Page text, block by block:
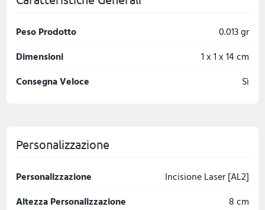
Peso Prodotto
0.013 gr
Dimensioni
1 x 1 x 14 cm
Consegna Veloce
Sì
Personalizzazione
Personalizzazione
Incisione Laser [AL2]
Altezza Personalizzazione
8 cm